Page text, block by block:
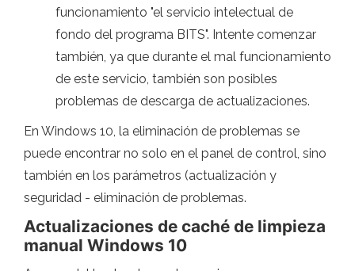
funcionamiento "el servicio intelectual de
fondo del programa BITS". Intente comenzar
también, ya que durante el mal funcionamiento
de este servicio, también son posibles
problemas de descarga de actualizaciones.
En Windows 10, la eliminación de problemas se
puede encontrar no solo en el panel de control, sino
también en los parámetros (actualización y
seguridad - eliminación de problemas.
Actualizaciones de caché de limpieza
manual Windows 10